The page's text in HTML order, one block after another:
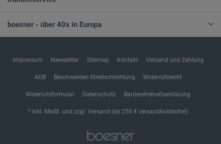
boesner - über 40x in Europa
Impressum Newsletter Sitemap Kontakt Versand und Zahlung
AGB Beschwerden-Streitschlichtung Widerrufsrecht
Widerrufsformular Datenschutz Barrierefreiheitserklärung
* Inkl. MwSt. und zzgl. Versand (ab 250 € versandkostenfrei)